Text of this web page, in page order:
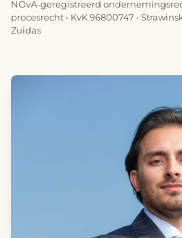
NOvA-geregistreerd
procesrecht • KvK 96800747 •
Zuidas